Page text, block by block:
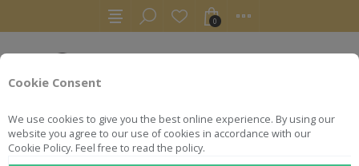
Cookie Consent
We use cookies to give you the best online experience. By using our
website you agree to our use of cookies in accordance with our
Cookie Policy. Feel free to read the policy.
0